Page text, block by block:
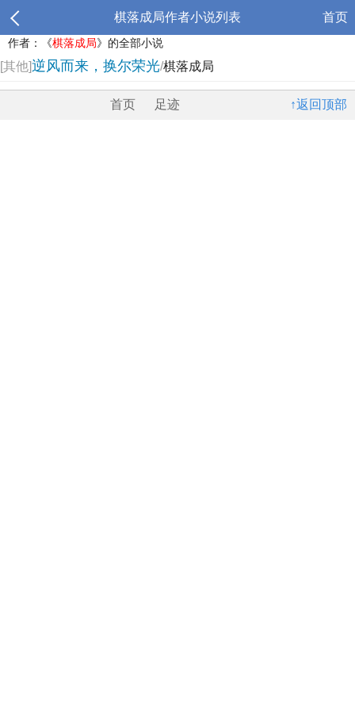
棋落成局作者小说列表 首页
作者：《棋落成局》的全部小说
[其他]逆风而来，换尔荣光/棋落成局
↑返回顶部
首页 足迹